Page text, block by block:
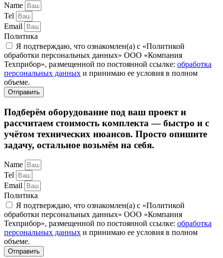
Name
Tel
Email
Политика
Я подтверждаю, что ознакомлен(а) с «Политикой
обработки персональных данных» ООО «Компания
Техприбор», размещенной по постоянной ссылке: обработка
персональных данных и принимаю ее условия в полном
объеме.
Отправить
Подберём оборудование под ваш проект и
рассчитаем стоимость комплекта — быстро и с
учётом технических нюансов. Просто опишите
задачу, остальное возьмём на себя.
Name
Tel
Email
Политика
Я подтверждаю, что ознакомлен(а) с «Политикой
обработки персональных данных» ООО «Компания
Техприбор», размещенной по постоянной ссылке: обработка
персональных данных и принимаю ее условия в полном
объеме.
Отправить